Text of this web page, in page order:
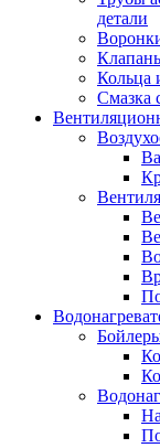
детали
Кольца
Смазка